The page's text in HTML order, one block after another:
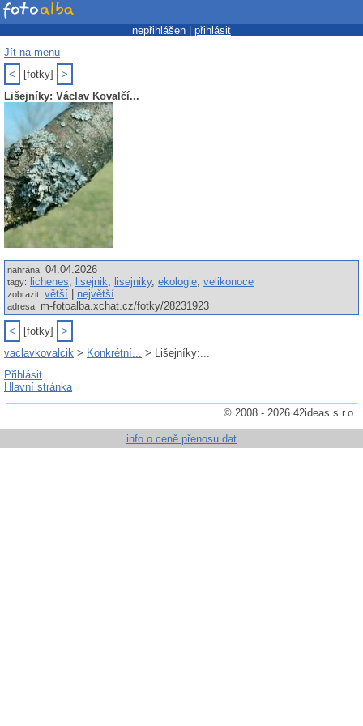
nepřihlášen | přihlásit
Jít na menu
<
[fotky]
>
Lišejníky: Václav Kovalčí...
nahrána: 04.04.2026
tagy: lichenes, lisejnik, lisejniky, ekologie, velikonoce
zobrazit: větší největší
adresa: m-fotoalba.xchat.cz/fotky/28231923
< [fotky]
>
vaclavkovalcik > Konkrétní... > Lišejníky:...
Přihlásit
Hlavní stránka
© 2008 - 2026 42ideas s.r.o.
info o ceně přenosu dat